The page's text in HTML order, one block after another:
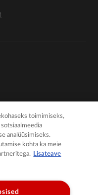
toimimiseks,
analüüsimiseks.
kohta ka meie
Lisateave